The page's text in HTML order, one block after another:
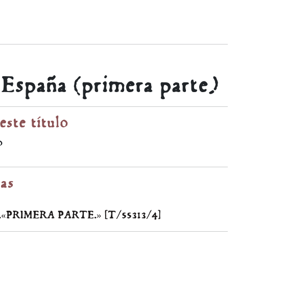
(primera parte)
título
PARTE.» [T/55313/4]